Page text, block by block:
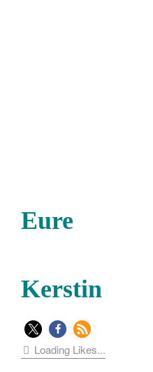
Eure
Kerstin
Loading Likes...